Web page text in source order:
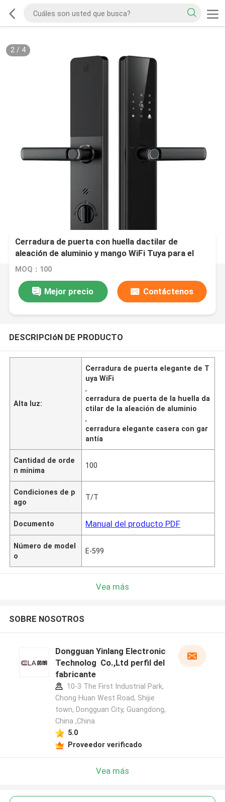
2/ 4
Cerradura de puerta con huella dactilar de
aleación de aluminio y mango WiFi Tuya para el
hogar, 2 años de garantía, E-599
MOQ：100
Mejor precio Contáctenos
DESCRIPCIóN DE PRODUCTO
Alta luz:
Cerradura de puerta elegante de T
uya WiFi
,
cerradura de puerta de la huella da
ctilar de la aleación de aluminio
,
cerradura elegante casera con gar
antía
Cantidad de orde
n mínima
100
Condiciones de p
ago
T/T
Documento Manual del producto PDF
Número de model
o
E-599
Vea más
SOBRE NOSOTROS
Dongguan Yinlang Electronic
Technolog Co.,Ltd perfil del
fabricante
10-3 The First Industrial Park,
Chong Huan West Road, Shijie
town, Dongguan City, Guangdong,
China ,China
5.0
Proveedor verificado
Vea más